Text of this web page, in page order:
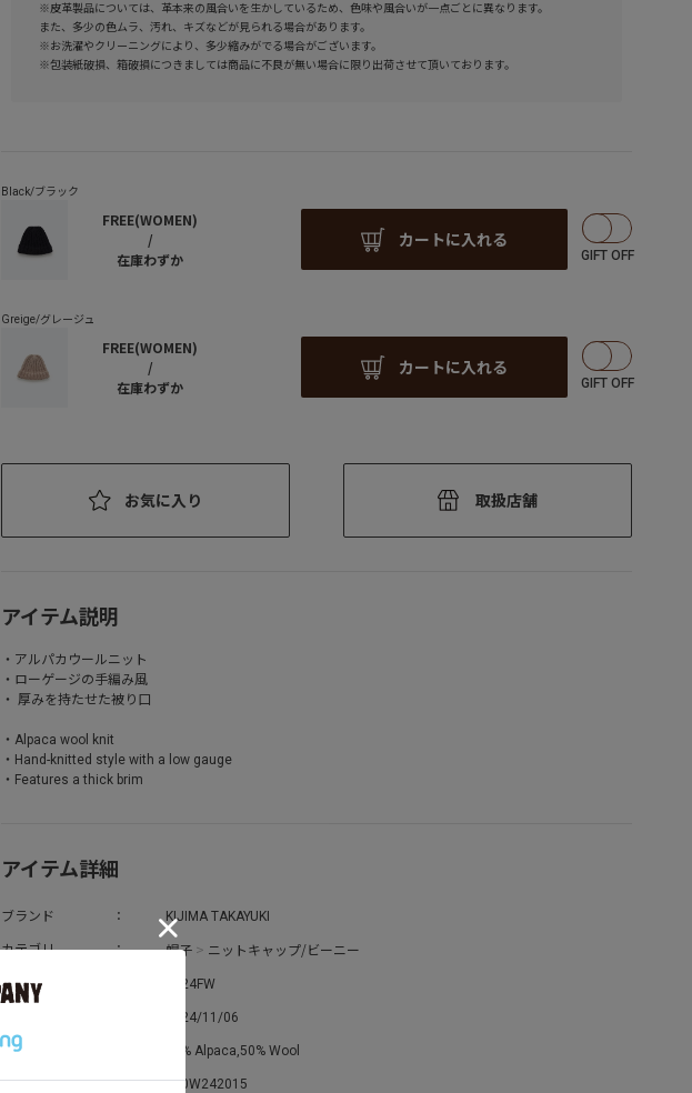
※皮革製品については、革本来の風合いを生かしているため、色味や風合いが一点ごとに異なります。
また、多少の色ムラ、汚れ、キズなどが見られる場合があります。
※お洗濯やクリーニングにより、多少縮みがでる場合がございます。
※包装紙破損、箱破損につきましては商品に不良が無い場合に限り出荷させて頂いております。
FREE(WOMEN)
/
在庫わずか
カートに入れる
FREE(WOMEN)
/
在庫わずか
カートに入れる
お気に入り 取扱店舗
アイテム説明
・アルパカウールニット
・ローゲージの手編み風
・ 厚みを持たせた被り口
・Alpaca wool knit
・Hand-knitted style with a low gauge
・Features a thick brim
アイテム詳細
ブランド KIJIMA TAKAYUKI
カテゴリ 帽子 > ニットキャップ/ビーニー
シーズン 2024FW
2024/11/06
素材 50% Alpaca,50% Wool
お問い合わせ番号 250W242015